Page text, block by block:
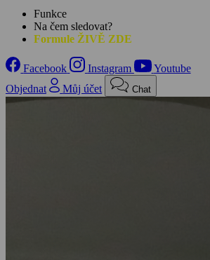
Funkce
Na čem sledovat?
Formule ŽIVĚ ZDE
Facebook Instagram
Youtube
Objednat
Můj účet Chat